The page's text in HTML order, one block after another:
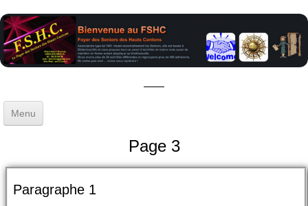
Menu
Gestion▼
Activités
Page 3
Paragraphe 1